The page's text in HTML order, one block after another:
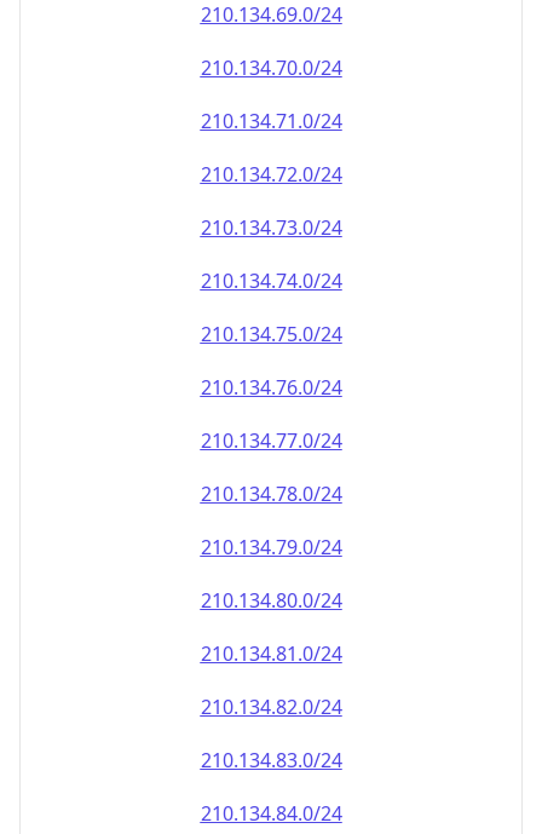
210.134.69.0/24
210.134.70.0/24
210.134.71.0/24
210.134.72.0/24
210.134.73.0/24
210.134.74.0/24
210.134.75.0/24
210.134.76.0/24
210.134.77.0/24
210.134.78.0/24
210.134.79.0/24
210.134.80.0/24
210.134.81.0/24
210.134.82.0/24
210.134.83.0/24
210.134.84.0/24